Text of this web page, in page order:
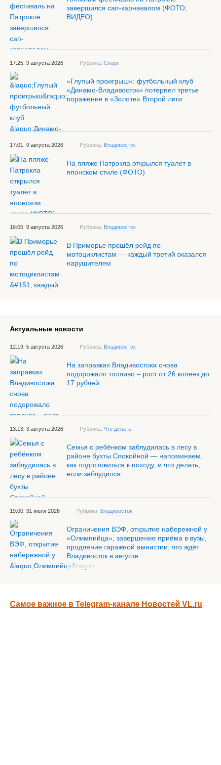
завершился сап-карнавалом (ФОТО;
ВИДЕО)
17:25, 9 августа 2026 Рубрика: Спорт
«Глупый проигрыш»: футбольный клуб
«Динамо-Владивосток» потерпел третье
поражение в «Золоте» Второй лиги
17:01, 9 августа 2026 Рубрика: Владивосток
На пляже Патрокла открылся туалет в
японском стиле (ФОТО)
16:05, 9 августа 2026 Рубрика: Владивосток
В Приморье прошёл рейд по
мотоциклистам — каждый третий оказался
нарушителем
Актуальные новости
12:19, 5 августа 2026 Рубрика: Владивосток
На заправках Владивостока снова
подорожало топливо – рост от 26 копеек до
17 рублей
13:13, 3 августа 2026 Рубрика: Что делать
Семья с ребёнком заблудилась в лесу в
районе бухты Спокойной — напоминаем,
как подготовиться к походу, и что делать,
если заблудился
19:00, 31 июля 2026 Рубрика: Владивосток
Ограничения ВЭФ, открытие набережной у
«Олимпийца», завершение приёма в вузы,
продление гаражной амнистии: что ждёт
Владивосток в августе
Самое важное в Telegram-канале Новостей VL.ru